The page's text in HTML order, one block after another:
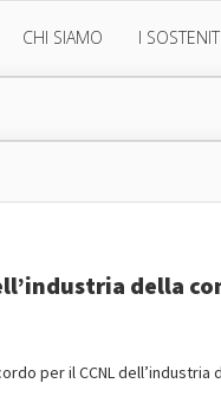
CHI SIAMO I
della
per il CCNL dell’industria